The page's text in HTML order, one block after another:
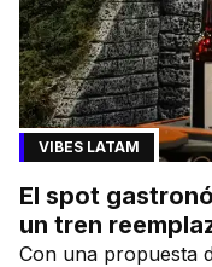
VIBES LATAM
El spot
un tren
Con una propuesta